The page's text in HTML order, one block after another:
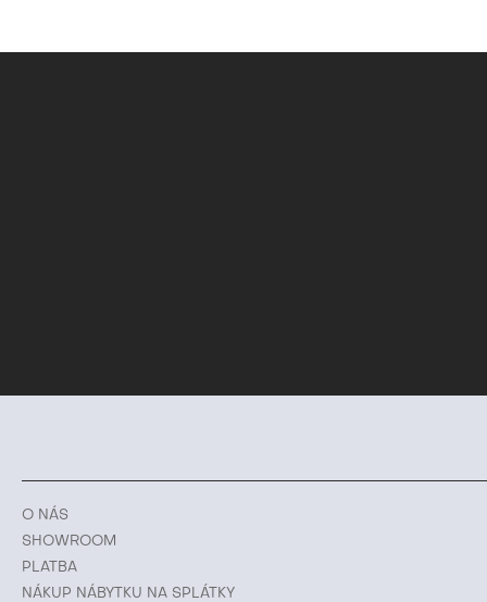
O NÁS
SHOWROOM
PLATBA
NÁKUP NÁBYTKU NA SPLÁTKY